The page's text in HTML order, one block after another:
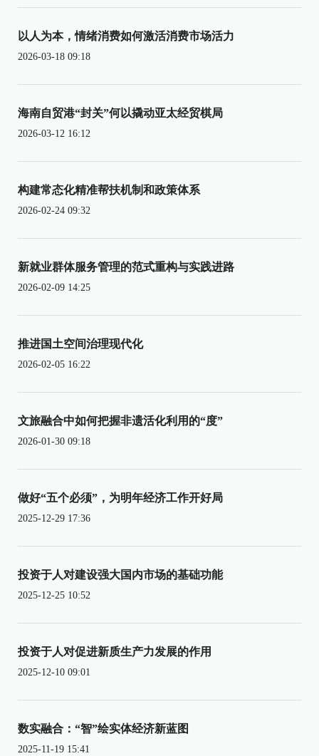
以人为本，情绪消费如何激活消费市场活力
2026-03-18 09:18
海南自贸港“封关”何以撬动亚太经贸棋局
2026-03-12 16:12
构建常态化精准帮扶机制和政策体系
2026-02-24 09:32
新就业群体服务管理的范式重构与实践进路
2026-02-09 14:25
推进国土空间治理现代化
2026-02-05 16:22
文旅融合中如何把握非遗活化利用的“度”
2026-01-30 09:18
做好“五个必须”，为明年经济工作开好局
2025-12-29 17:36
投资于人对建设强大国内市场的基础功能
2025-12-25 10:52
投资于人对促进新质生产力发展的作用
2025-12-10 09:01
数实融合：“智”绘实体经济新蓝图
2025-11-19 15:41